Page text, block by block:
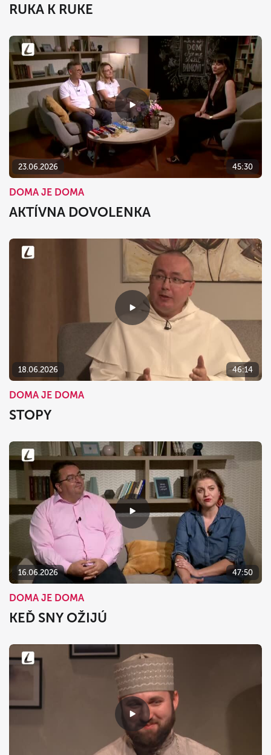
RUKA K RUKE
23.06.2026 45:30
DOMA JE DOMA
AKTÍVNA DOVOLENKA
18.06.2026 46:14
DOMA JE DOMA
STOPY
16.06.2026 47:50
DOMA JE DOMA
KEĎ SNY OŽIJÚ